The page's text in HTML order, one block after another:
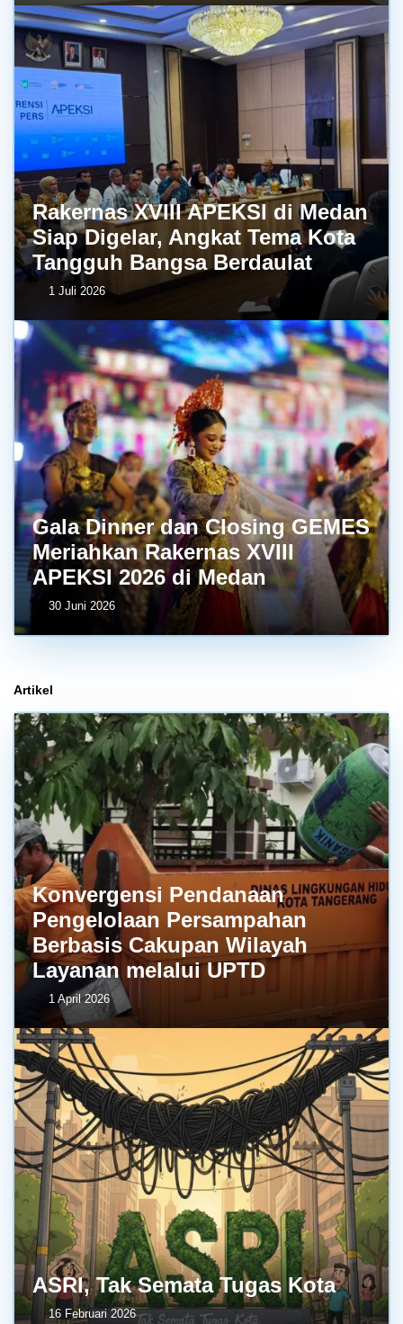
Rakernas XVIII APEKSI di Medan
Siap Digelar, Angkat Tema Kota
Tangguh Bangsa Berdaulat
1 Juli 2026
Gala Dinner dan Closing GEMES
Meriahkan Rakernas XVIII
APEKSI 2026 di Medan
30 Juni 2026
Artikel
Konvergensi Pendanaan
Pengelolaan Persampahan
Berbasis Cakupan Wilayah
Layanan melalui UPTD
1 April 2026
ASRI, Tak Semata Tugas Kota
16 Februari 2026